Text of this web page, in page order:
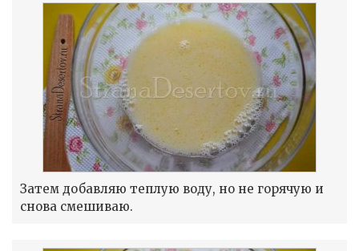
Затем добавляю теплую воду, но не горячую и
снова смешиваю.